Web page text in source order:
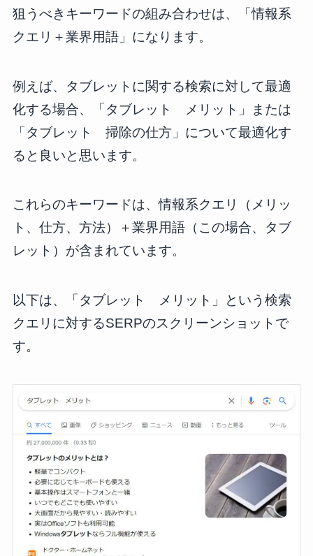
狙うべきキーワードの組み合わせは、「情報系
クエリ＋業界用語」になります。
例えば、タブレットに関する検索に対して最適
化する場合、「タブレット メリット」または
「タブレット 掃除の仕方」について最適化す
ると良いと思います。
これらのキーワードは、情報系クエリ（メリッ
ト、仕方、方法）＋業界用語（この場合、タブ
レット）が含まれています。
以下は、「タブレット メリット」という検索
クエリに対するSERPのスクリーンショットで
す。